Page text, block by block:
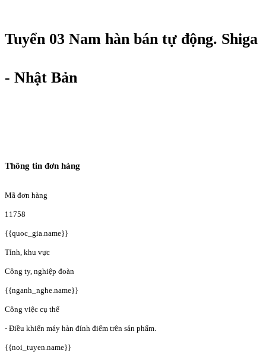
Tuyển 03 Nam hàn bán tự động. Shiga
- Nhật Bản
Thông tin đơn hàng
Mã đơn hàng
11758
{{quoc_gia.name}}
Tỉnh, khu vực
Công ty, nghiệp đoàn
{{nganh_nghe.name}}
Công việc cụ thể
- Điều khiển máy hàn đính điểm trên sản phẩm.
{{noi_tuyen.name}}